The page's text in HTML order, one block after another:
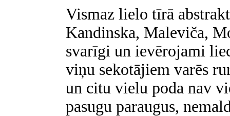
Vismaz lielo tīrā
Kandinska, Maleviča,
svarīgi un ievērojami
viņu sekotājiem varēs
un citu vielu poda nav
pasugu paraugus,